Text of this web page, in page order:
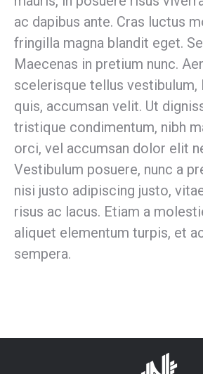
ac dapibus ante. Cras luctus
fringilla magna blandit eget.
Maecenas in pretium nunc.
scelerisque tellus vestibulum,
quis, accumsan velit. Ut
tristique condimentum, nibh
orci, vel accumsan dolor elit
Vestibulum posuere, nunc a
nisi justo adipiscing justo,
risus ac lacus. Etiam a
aliquet elementum turpis, et
sempera.